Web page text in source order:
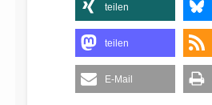
teilen
teilen
E-Mail